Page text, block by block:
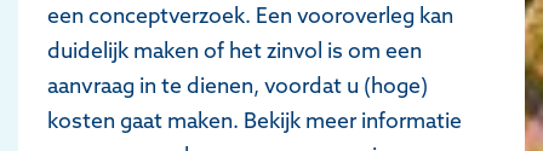
een conceptverzoek. Een vooroverleg kan
duidelijk maken of het zinvol is om een
aanvraag in te dienen, voordat u (hoge)
kosten gaat maken. Bekijk meer informatie